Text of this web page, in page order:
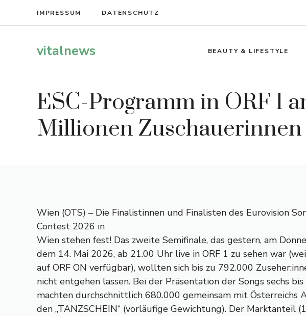
IMPRESSUM DATENSCHUTZ
vitalnews BEAUTY & LIFESTYLE
ESC-Programm in ORF 1
Millionen
Wien (OTS) – Die Finalistinnen und Finalisten des Eurovision
Contest 2026 in
Wien stehen fest! Das zweite Semifinale, das gestern, am
dem 14. Mai 2026, ab 21.00 Uhr live in ORF 1 zu sehen war
auf ORF ON verfügbar), wollten sich bis zu 792.000
nicht entgehen lassen. Bei der Präsentation der Songs sechs bis
machten durchschnittlich 680.000 gemeinsam mit Österreichs
den „TANZSCHEIN“ (vorläufige Gewichtung). Der Marktanteil